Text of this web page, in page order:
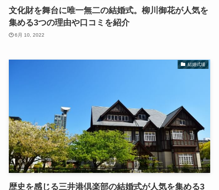
文化財を舞台に唯一無二の結婚式。柳川御花が人気を
集める3つの理由や口コミを紹介
6月 10, 2022
結婚式場
歴史を感じる三井港倶楽部の結婚式が人気を集める3